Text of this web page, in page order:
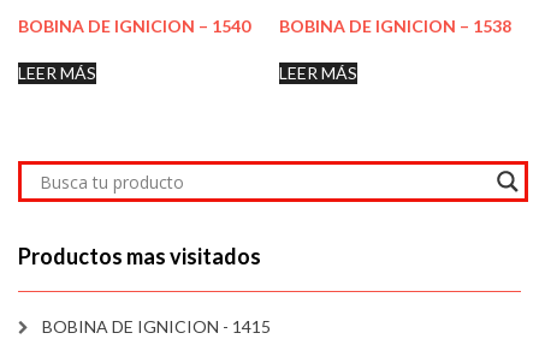
BOBINA DE IGNICION – 1540
LEER MÁS
BOBINA DE IGNICION – 1538
LEER MÁS
Productos mas visitados
BOBINA DE IGNICION - 1415